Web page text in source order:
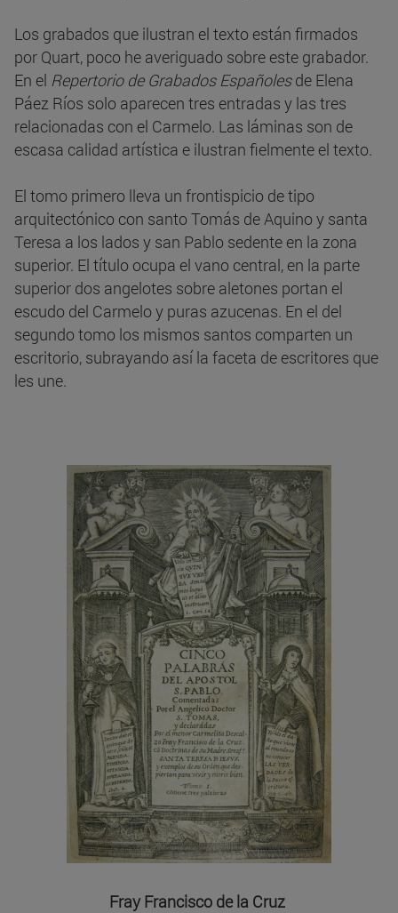
Los grabados que ilustran el texto están firmados
por Quart, poco he averiguado sobre este grabador.
En el Repertorio de Grabados Españolesde Elena
Páez Ríos solo aparecen tres entradas y las tres
relacionadas con el Carmelo. Las láminas son de
escasa calidad artística e ilustran fielmente el texto.
El tomo primero lleva un frontispicio de tipo
arquitectónico con santo Tomás de Aquino y santa
Teresa a los lados y san Pablo sedente en la zona
superior. El título ocupa el vano central, en la parte
superior dos angelotes sobre aletones portan el
escudo del Carmelo y puras azucenas. En el del
segundo tomo los mismos santos comparten un
escritorio, subrayando así la faceta de escritores que
les une.
Fray Francisco de la Cruz